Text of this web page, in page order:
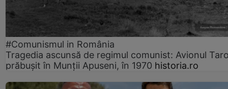
#Comunismul in România
Tragedia ascunsă de regimul comunist: Avionul
prăbușit în Munții Apuseni, în 1970 historia.ro